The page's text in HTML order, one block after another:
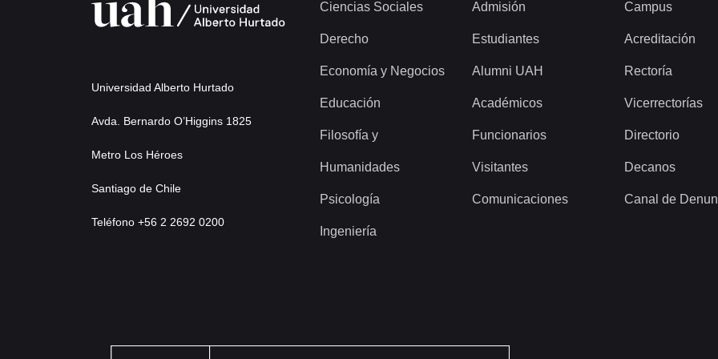
Universidad Alberto Hurtado
Avda. Bernardo O’Higgins 1825
Metro Los Héroes
Santiago de Chile
Teléfono +56 2 2692 0200
Ciencias Sociales
Derecho
Economía y Negocios
Educación
Filosofía y
Humanidades
Psicología
Ingeniería
Admisión
Estudiantes
Alumni UAH
Académicos
Funcionarios
Visitantes
Comunicaciones
Campus
Acreditación
Rectoría
Vicerrectorías
Directorio
Decanos
Canal de